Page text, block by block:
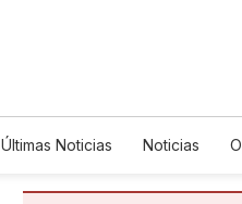
Últimas Noticias Noticias